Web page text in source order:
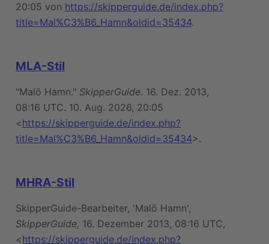
20:05 von https://skipperguide.de/index.php?
title=Mal%C3%B6_Hamn&oldid=35434.
MLA-Stil
"Malö Hamn." SkipperGuide. 16. Dez. 2013,
08:16 UTC. 10. Aug. 2026, 20:05
<https://skipperguide.de/index.php?
title=Mal%C3%B6_Hamn&oldid=35434>.
MHRA-Stil
SkipperGuide-Bearbeiter, 'Malö Hamn',
SkipperGuide, 16. Dezember 2013, 08:16 UTC,
<https://skipperguide.de/index.php?